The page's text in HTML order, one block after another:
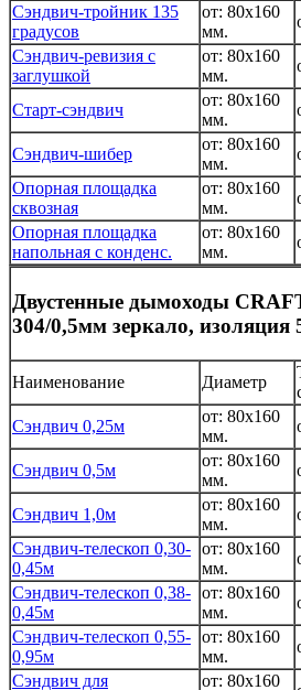
Сэндвич-тройник 135
градусов
от: 80x160
мм.
Сэндвич-ревизия с
заглушкой
от: 80x160
мм.
Старт-сэндвич
от: 80x160
мм.
Сэндвич-шибер
от: 80x160
мм.
Опорная площадка
сквозная
от: 80x160
мм.
Опорная площадка
напольная с конденс.
от: 80x160
мм.
Двустенные дымоходы
304/0,5мм зеркало, изоляция
Наименование Диаметр
Сэндвич 0,25м
от: 80x160
мм.
Сэндвич 0,5м
от: 80x160
мм.
Сэндвич 1,0м
от: 80x160
мм.
Сэндвич-телескоп 0,30-
0,45м
от: 80x160
мм.
Сэндвич-телескоп 0,38-
0,45м
от: 80x160
мм.
Сэндвич-телескоп 0,55-
0,95м
от: 80x160
мм.
Сэндвич для
от: 80x160